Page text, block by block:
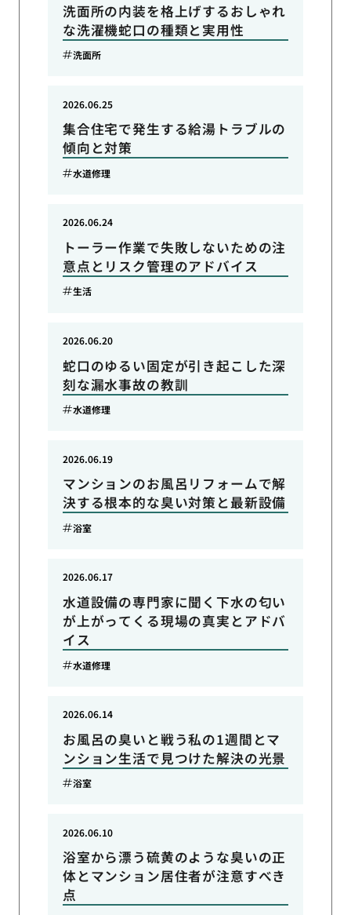
洗面所の内装を格上げするおしゃれ
な洗濯機蛇口の種類と実用性
洗面所
集合住宅で発生する給湯トラブルの
傾向と対策
2026.06.25
水道修理
トーラー作業で失敗しないための注
意点とリスク管理のアドバイス
2026.06.24
生活
蛇口のゆるい固定が引き起こした深
刻な漏水事故の教訓
2026.06.20
水道修理
マンションのお風呂リフォームで解
決する根本的な臭い対策と最新設備
2026.06.19
浴室
水道設備の専門家に聞く下水の匂い
が上がってくる現場の真実とアドバ
イス
2026.06.17
水道修理
お風呂の臭いと戦う私の1週間とマ
ンション生活で見つけた解決の光景
2026.06.14
浴室
浴室から漂う硫黄のような臭いの正
体とマンション居住者が注意すべき
点
2026.06.10